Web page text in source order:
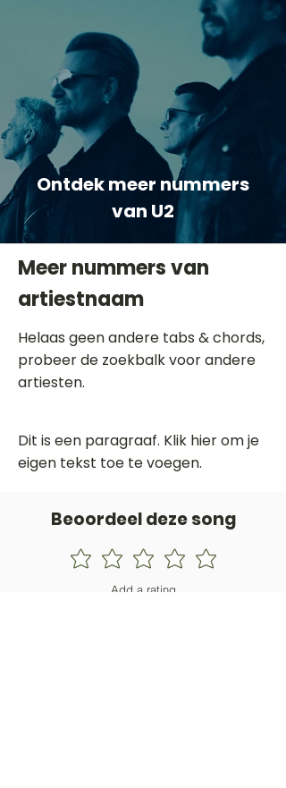
Ontdek meer nummers
van U2
Meer nummers van
artiestnaam
Helaas geen andere tabs & chords,
probeer de zoekbalk voor andere
artiesten.
Dit is een paragraaf. Klik hier om je
eigen tekst toe te voegen.
Beoordeel deze song
Add a rating